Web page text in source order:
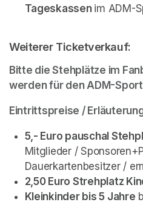
Tageskassen im ADM-
Weiterer Ticketverkauf:
Bitte die Stehplätze im
werden für den ADM-
Eintrittspreise /
5,- Euro pauschal
Mitglieder /
Dauerkartenbesitzer /
2,50 Euro Strehplatz
Kleinkinder bis 5 Jahre